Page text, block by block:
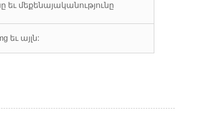
եւ մեքենայականությունը
եւ այլն: